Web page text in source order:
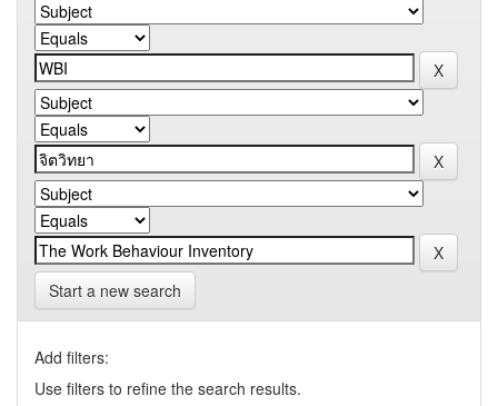
Start a new search
Add filters:
Use filters to refine the search results.